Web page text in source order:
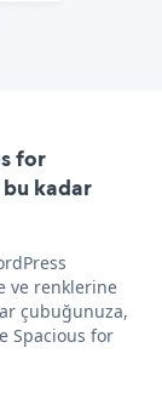
for
kadar
ve renklerine
çubuğunuza,
Spacious for